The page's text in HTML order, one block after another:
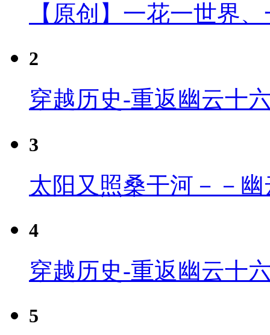
【原创】一花一世界
2
穿越历史-重返幽云十
3
太阳又照桑干河－－
4
穿越历史-重返幽云十
5